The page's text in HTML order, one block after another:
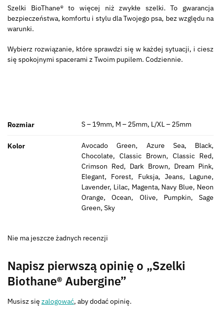
Szelki BioThane® to więcej niż zwykłe szelki. To gwarancja
bezpieczeństwa, komfortu i stylu dla Twojego psa, bez względu na
warunki.
Wybierz rozwiązanie, które sprawdzi się w każdej sytuacji, i ciesz
się spokojnymi spacerami z Twoim pupilem. Codziennie.
Rozmiar S – 19mm, M – 25mm, L/XL – 25mm
Kolor
Avocado Green, Azure Sea, Black,
Chocolate, Classic Brown, Classic Red,
Crimson Red, Dark Brown, Dream Pink,
Elegant, Forest, Fuksja, Jeans, Lagune,
Lavender, Lilac, Magenta, Navy Blue, Neon
Orange, Ocean, Olive, Pumpkin, Sage
Green, Sky
Nie ma jeszcze żadnych recenzji
Napisz pierwszą opinię o „Szelki
Biothane® Aubergine”
Musisz się zalogować, aby dodać opinię.